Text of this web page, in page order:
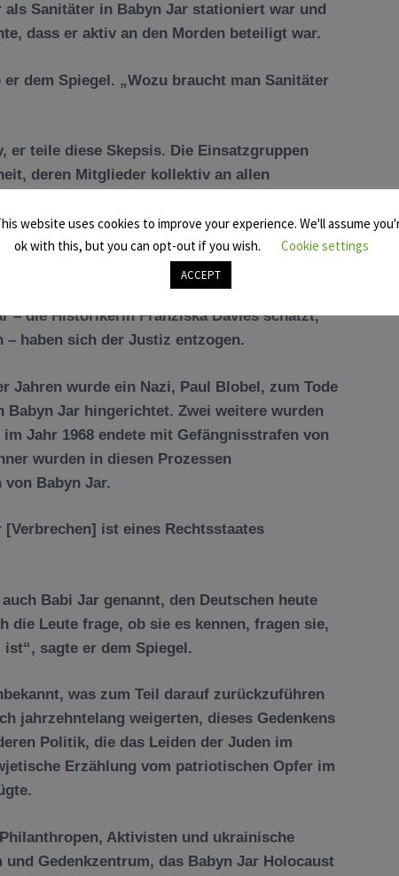
Sanitäter in Babyn Jar stationiert war und
dass er aktiv an den Morden beteiligt war.
dem Spiegel. „Wozu braucht man Sanitäter
er teile diese Skepsis. Die Einsatzgruppen
deren Mitglieder kollektiv an allen
judenmordende Einsatzgruppen und nicht-
– die Historikerin Franziska Davies schätzt,
– haben sich der Justiz entzogen.
Jahren wurde ein Nazi, Paul Blobel, zum Tode
Jar hingerichtet. Zwei weitere wurden
Jahr 1968 endete mit Gefängnisstrafen von
wurden in diesen Prozessen
Babyn Jar.
ist eines Rechtsstaates
Babi Jar genannt, den Deutschen heute
die Leute frage, ob sie es kennen, fragen sie,
sagte er dem Spiegel.
was zum Teil darauf zurückzuführen
jahrzehntelang weigerten, dieses Gedenkens
Politik, die das Leiden der Juden im
Erzählung vom patriotischen Opfer im
Aktivisten und ukrainische
Gedenkzentrum, das Babyn Jar Holocaust
website uses cookies to improve your experience. We'll assume
ok with this, but you can opt-out if you wish.
Cookie settings
ACCEPT